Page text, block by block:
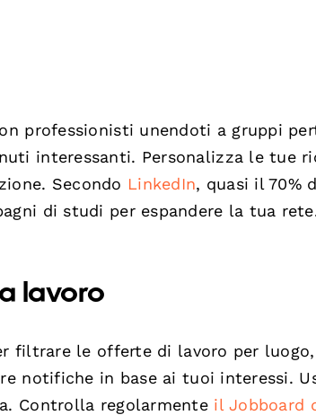
professionisti unendoti a gruppi
interessanti. Personalizza le tue
Secondo LinkedIn, quasi il 70%
di studi per espandere la tua
lavoro
filtrare le offerte di lavoro per
notifiche in base ai tuoi interessi.
Controlla regolarmente il Jobboard